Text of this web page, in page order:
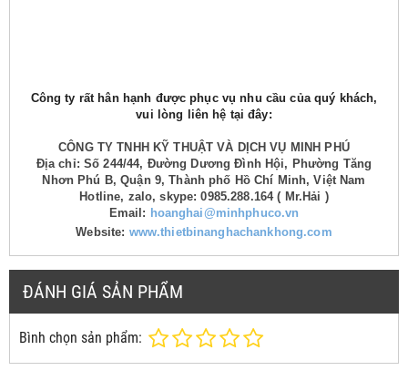
Công ty rất hân hạnh được phục vụ nhu cầu của quý khách,
vui lòng liên hệ tại đây:
CÔNG TY TNHH KỸ THUẬT VÀ DỊCH VỤ MINH PHÚ
Địa chỉ: Số 244/44, Đường Dương Đình Hội, Phường Tăng
Nhơn Phú B, Quận 9, Thành phố Hồ Chí Minh, Việt Nam
Hotline, zalo, skype: 0985.288.164 ( Mr.Hải )
Email: hoanghai@minhphuco.vn
Website: www.thietbinanghachankhong.com
ĐÁNH GIÁ SẢN PHẨM
Bình chọn sản phẩm: